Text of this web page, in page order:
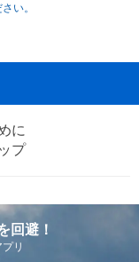
い。
に
プ
回避！
リ